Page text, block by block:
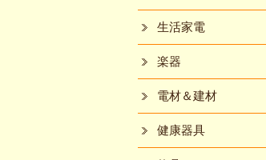
生活家電
楽器
電材＆建材
健康器具